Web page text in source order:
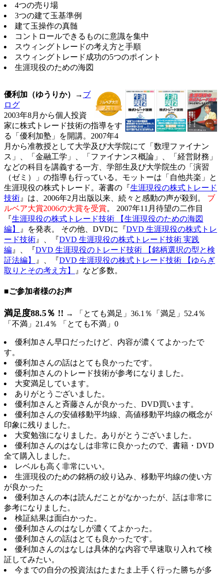
4つの売り場
3つの建て玉基準例
建て玉操作の真髄
コントロールできるものに意識を集中
スウィングトレードの考え方と手順
スウィングトレード成功の5つのポイント
生涯現役のための海図
優利加（ゆうりか） → ブ
ログ
2003年8月から個人投資
家に株式トレード技術の指導をす
る「優利加塾」を開講。2007年4
月から准教授として大学及び大学院にて「数理ファイナン
ス」、「金融工学」、「ファイナンス概論」、「経営財務」
などの科目を講義する一方、学部生及び大学院生の「演習
（ゼミ）」の指導も行っている。モットーは「自他共楽」と
生涯現役の株式トレード。著書の『生涯現役の株式トレード
技術 』は、2006年2月出版以来、続々と感動の声が殺到。 ブ
ルベア大賞2006の大賞を受賞。 2007年11月待望の二作目
『生涯現役の株式トレード技術 【生涯現役のための海図
編】
』を発表。 その他、DVDに『DVD 生涯現役の株式トレ
ード技術 』、『DVD 生涯現役の株式トレード技術 実践
編 』、『DVD 生涯現役のトレード技術 【銘柄選択の型と検
証法編】
』、『DVD 生涯現役の株式トレード技術 【ゆらぎ
取りとその考え方】
』など多数。
■ご参加者様のお声
満足度88.5％ !! → 「とても満足」36.1％「満足」52.4％
「不満」21.4％ 「とても不満」0
優利加さん早口だったけど、内容が濃くてよかったで
す。
優利加さんの話はとても良かったです。
優利加さんのトレード技術が参考になりました。
大変満足しています。
ありがとうございました。
優利加さんと斉藤さんが良かった、DVD買います。
優利加さんの安値移動平均線、高値移動平均線の概念が
印象に残りました。
大変勉強になりました。ありがとうございました。
優利加さんのはなしは非常に良かったので、書籍・DVD
全て購入しました。
レベルも高く非常にいい。
生涯現役のための銘柄の絞り込み、移動平均線の使い方
が良かった
優利加さんの本は読んだことがなかったが、話は非常に
参考になりました。
検証結果は面白かった。
優利加さんのはなしが濃くてよかった。
優利加さんの話はとても良かったです。
優利加さんのはなしは具体的な内容で早速取り入れて検
証してみたい。
今までの自分の投資法はたまたま上手く行った勝ちが多